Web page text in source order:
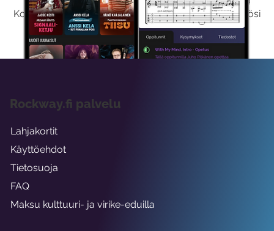
Kokeilemalla ilmaiseksi saat koko sisältömme käyttöösi
viikon ajaksi.
Rockway.fi palvelu
Lahjakortit
Käyttöehdot
Tietosuoja
FAQ
Maksu kulttuuri- ja virike-eduilla